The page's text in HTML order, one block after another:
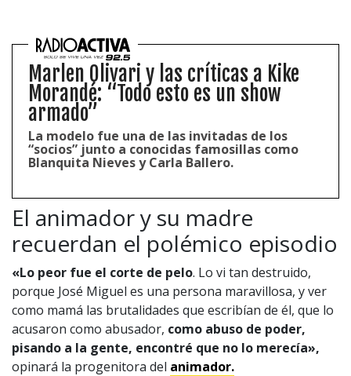
Marlen Olivari y las críticas a Kike
Morandé: “Todo esto es un show
armado”
La modelo fue una de las invitadas de los
“socios” junto a conocidas famosillas como
Blanquita Nieves y Carla Ballero.
El animador y su madre
recuerdan el polémico episodio
«Lo peor fue el corte de pelo. Lo vi tan destruido,
porque José Miguel es una persona maravillosa, y ver
como mamá las brutalidades que escribían de él, que lo
acusaron como abusador, como abuso de poder,
pisando a la gente, encontré que no lo merecía»,
opinará la progenitora del animador.